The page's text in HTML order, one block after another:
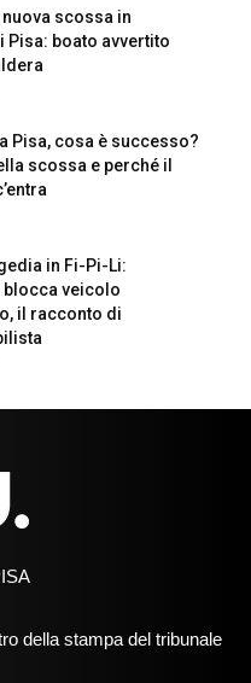
scossa in
Pisa: boato avvertito
Pisa, cosa è successo?
scossa e perché il
in Fi-Pi-Li:
veicolo
il racconto di
della stampa del tribunale